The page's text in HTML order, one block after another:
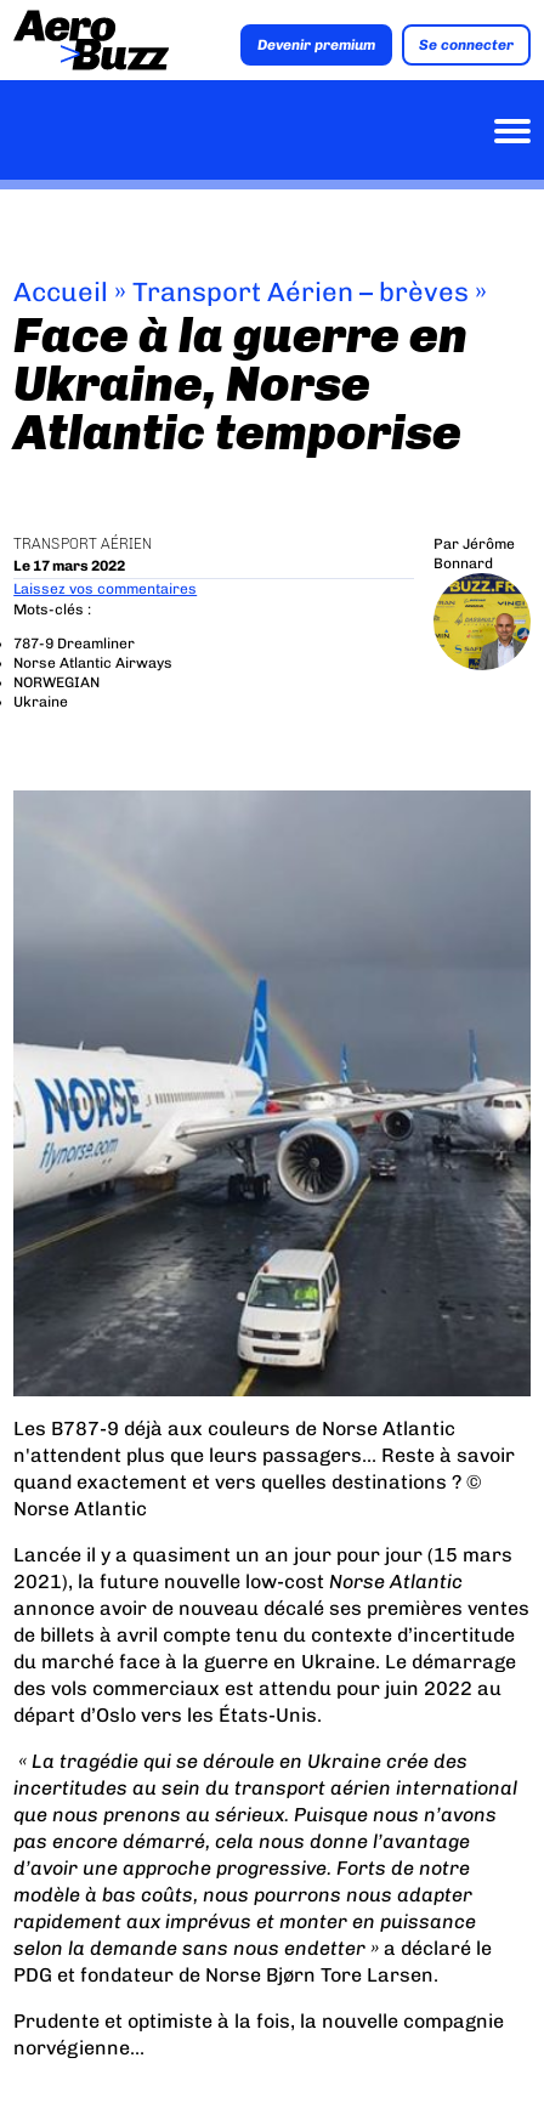
Devenir premium Se connecter
Accueil »Transport Aérien – brèves »
Face à la guerre en
Ukraine, Norse
Atlantic temporise
TRANSPORT AÉRIEN
Le 17 mars 2022
Par Jérôme
Bonnard
Laissez vos commentaires
Mots-clés :
787-9 Dreamliner
Norse Atlantic Airways
NORWEGIAN
Ukraine
Les B787-9 déjà aux couleurs de Norse Atlantic
n'attendent plus que leurs passagers... Reste à savoir
quand exactement et vers quelles destinations ? ©
Norse Atlantic
Lancée il y a quasiment un an jour pour jour (15 mars
2021), la future nouvelle low-costNorse Atlantic
annonce avoir de nouveau décalé ses premières ventes
de billets à avril compte tenu du contexte d’incertitude
du marché face à la guerre en Ukraine. Le démarrage
des vols commerciaux est attendu pour juin 2022 au
départ d’Oslo vers les États-Unis.
« La tragédie qui se déroule en Ukraine crée des
incertitudes au sein du transport aérien international
que nous prenons au sérieux. Puisque nous n’avons
pas encore démarré, cela nous donne l’avantage
d’avoir une approche progressive. Forts de notre
modèle à bas coûts, nous pourrons nous adapter
rapidement aux imprévus et monter en puissance
selon la demande sans nous endetter »a déclaré le
PDG et fondateur de Norse Bjørn Tore Larsen.
Prudente et optimiste à la fois, la nouvelle compagnie
norvégienne...